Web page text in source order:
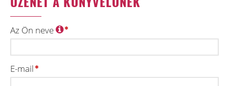
Az Ön neve
E-mail